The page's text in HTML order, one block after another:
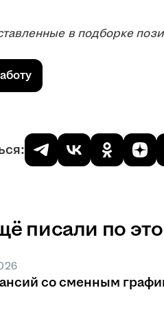
в подборке
писали по
со сменным